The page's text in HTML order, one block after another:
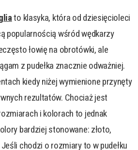
to klasyka, która od dziesięcioleci
popularnością wśród wędkarzy
łowię na obrotówki, ale
z pudełka znacznie odważniej.
kiedy niżej wymienione przynęty
rezultatów. Chociaż jest
i kolorach to jednak
bardziej stonowane: złoto,
chodzi o rozmiary to w pudełku